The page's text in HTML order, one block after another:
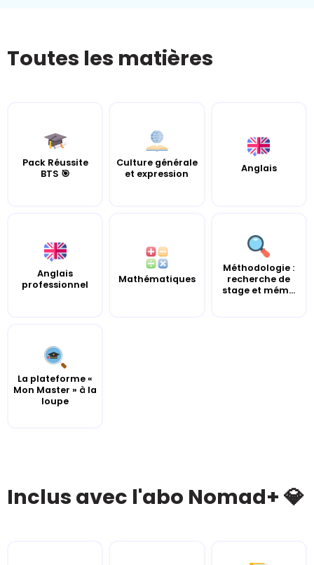
Toutes les matières
Pack Réussite
BTS 🎯
Culture générale
et expression
Anglais
Anglais
professionnel
Mathématiques
Méthodologie :
recherche de
stage et mém...
La plateforme «
Mon Master » à la
loupe
Inclus avec l'abo Nomad+ 💎